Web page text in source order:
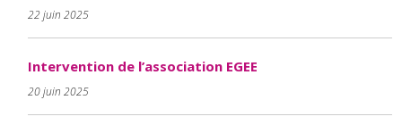
22 juin 2025
Intervention de l’association EGEE
20 juin 2025